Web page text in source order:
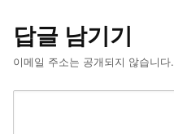
답글 남기기
이메일 주소는 공개되지 않습니다.